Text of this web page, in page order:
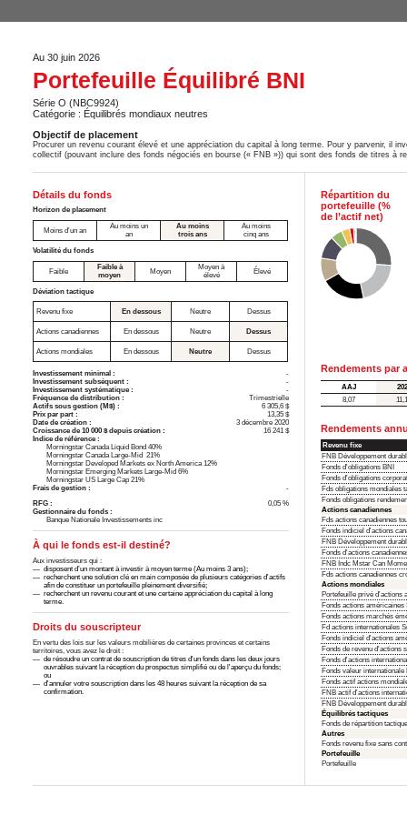
Au 30 juin 2026
Portefeuille Équilibré BNI
Série O (NBC9924)
Catégorie : Équilibrés mondiaux neutres
Objectif de placement
Procurer un revenu courant élevé et une appréciation du capital à long terme. Pour y parvenir, il
collectif (pouvant inclure des fonds négociés en bourse (« FNB »)) qui sont des fonds de titres à
Détails du fonds
Horizon de placement
Moins d'un an
Au moins un
an
Au moins
trois ans
Au moins
cinq ans
Volatilité du fonds
Faible
Faible à
moyen
Moyen
Moyen à
élevé
Élevé
Déviation tactique
Revenu fixe En dessous Neutre Dessus
Actions canadiennes En dessous Neutre Dessus
Actions mondiales En dessous Neutre Dessus
Investissement minimal :
-
Investissement subséquent :
-
Investissement systématique :
-
Fréquence de distribution :
Trimestrielle
Actifs sous gestion (M$) :
6 305,6 $
Prix par part :
13,35 $
Date de création :
3 décembre 2020
Croissance de 10 000 $ depuis création :
16 241 $
Indice de référence :
Morningstar Canada Liquid Bond 40%
Morningstar Canada Large-Mid 21%
Morningstar Developed Markets ex North America 12%
Morningstar Emerging Markets Large-Mid 6%
Morningstar US Large Cap 21%
Frais de gestion :
-
RFG :
0,05 %
Gestionnaire du fonds :
Banque Nationale Investissements inc
À qui le fonds est-il destiné?
Aux investisseurs qui :
disposent d’un montant à investir à moyen terme (Au moins 3 ans);
recherchent une solution clé en main composée de plusieurs catégories d'actifs
afin de constituer un portefeuille pleinement diversifié;
recherchent un revenu courant et une certaine appréciation du capital à long
terme.
Droits du souscripteur
En vertu des lois sur les valeurs mobilières de certaines provinces et certains
territoires, vous avez le droit :
de résoudre un contrat de souscription de titres d'un fonds dans les deux jours
ouvrables suivant la réception du prospectus simplifié ou de l'aperçu du fonds;
ou
d'annuler votre souscription dans les 48 heures suivant la réception de sa
confirmation.
Répartition du
portefeuille (%
de l’actif net)
Rendements par
AAJ
8,07
Rendements
Revenu fixe
FNB Développement
Fonds d'obligations BNI
Fonds d'obligations
Fds obligations mondiales
Fonds obligations
Actions canadiennes
Fds actions canadiennes
Fonds indiciel d'actions
FNB Développement
Fonds d'actions
FNB Indc Mstar Can
Fds actions canadiennes
Actions mondiales
Portefeuille privé d'actions
Fonds actions américaines
Fonds actions marchés
Fd actions internationales
Fonds indiciel d'actions
Fonds de revenu d'actions
Fonds d'actions
Fonds valeur
Fonds actif actions
FNB actif d'actions
FNB Développement
Équilibrés tactiques
Fonds de répartition
Autres
Fonds revenu fixe sans
Portefeuille
Portefeuille